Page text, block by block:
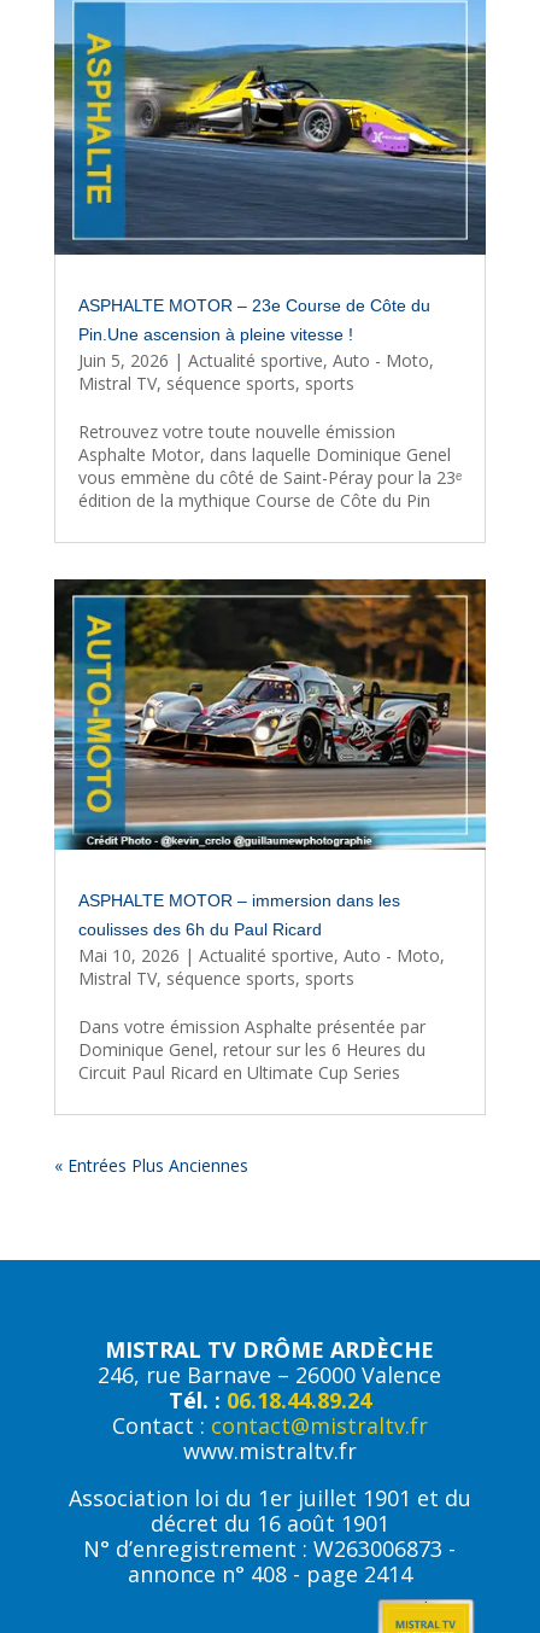
ASPHALTE MOTOR – 23e Course de Côte du
Pin.Une ascension à pleine vitesse !
Juin 5, 2026 | Actualité sportive, Auto - Moto,
Mistral TV, séquence sports, sports
Retrouvez votre toute nouvelle émission
Asphalte Motor, dans laquelle Dominique Genel
vous emmène du côté de Saint-Péray pour la 23ᵉ
édition de la mythique Course de Côte du Pin
ASPHALTE MOTOR – immersion dans les
coulisses des 6h du Paul Ricard
Mai 10, 2026 | Actualité sportive, Auto - Moto,
Mistral TV, séquence sports, sports
Dans votre émission Asphalte présentée par
Dominique Genel, retour sur les 6 Heures du
Circuit Paul Ricard en Ultimate Cup Series
« Entrées Plus Anciennes
MISTRAL TV DRÔME ARDÈCHE
246, rue Barnave – 26000 Valence
Tél. : 06.18.44.89.24
Contact : contact@mistraltv.fr
www.mistraltv.fr
Association loi du 1er juillet 1901 et du
décret du 16 août 1901
N° d’enregistrement : W263006873 -
annonce n° 408 - page 2414